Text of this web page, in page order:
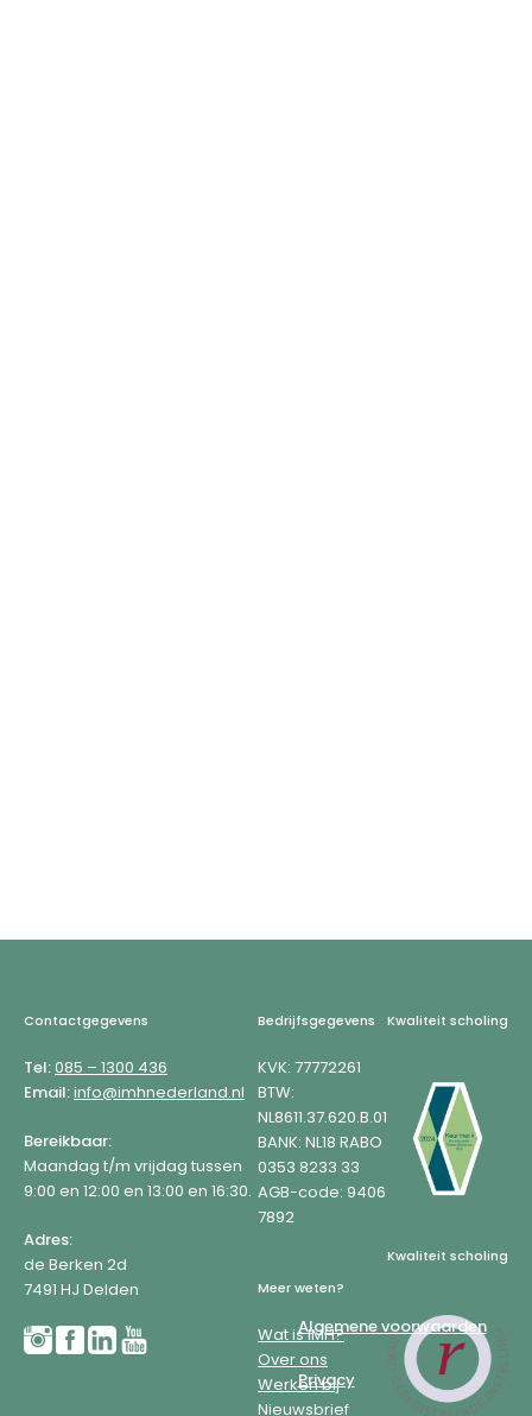
Footer
Contactgegevens
Tel:085 – 1300 436
Email:info@imhnederland.nl
Bereikbaar:
Maandag t/m vrijdag tussen
9:00 en 12:00 en 13:00 en 16:30.
Adres:
de Berken 2d
7491 HJ Delden
Bedrijfsgegevens
KVK: 77772261
BTW:
NL8611.37.620.B.01
BANK: NL18 RABO
0353 8233 33
AGB-code: 9406
7892
Meer weten?
Wat is IMH?
Over ons
Werken bij
Nieuwsbrief
Kwaliteit scholing
Kwaliteit scholing
Algemene voorwaarden
Privacy